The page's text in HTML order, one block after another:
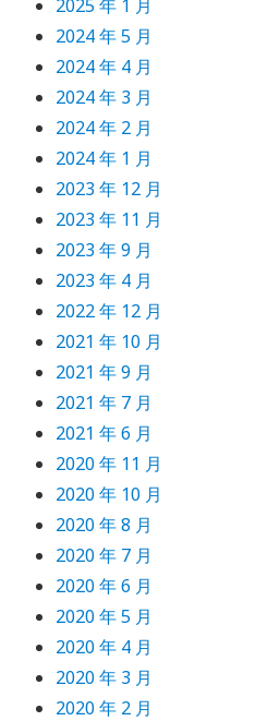
2025 年 1 月
2024 年 5 月
2024 年 4 月
2024 年 3 月
2024 年 2 月
2024 年 1 月
2023 年 12 月
2023 年 11 月
2023 年 9 月
2023 年 4 月
2022 年 12 月
2021 年 10 月
2021 年 9 月
2021 年 7 月
2021 年 6 月
2020 年 11 月
2020 年 10 月
2020 年 8 月
2020 年 7 月
2020 年 6 月
2020 年 5 月
2020 年 4 月
2020 年 3 月
2020 年 2 月